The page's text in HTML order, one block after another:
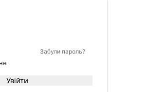
Забули пароль?
Увійти